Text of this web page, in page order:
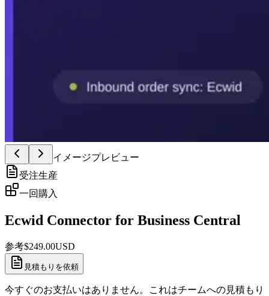
イメージプレビュー
受注生産
一回購入
Ecwid Connector for Business Central
参考$249.00USD
見積もりを依頼
今すぐのお支払いはありません。これはチームへの見積もり